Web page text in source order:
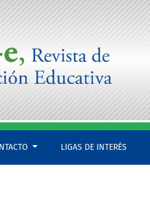
LIGAS DE INTERÉS